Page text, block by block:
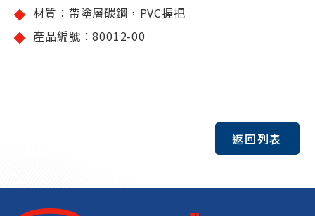
材質：帶塗層碳鋼，PVC握把
產品編號：80012-00
返回列表